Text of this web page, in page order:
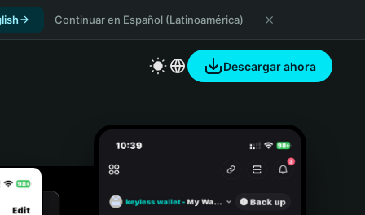
Continuar en Español (Latinoamérica)
Descargar ahora